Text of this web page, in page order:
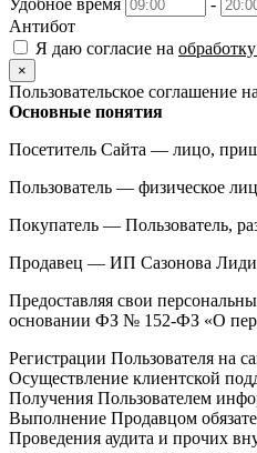
Удобное время
-
Антибот
Я даю согласие на
×
Пользовательское соглашение
Основные понятия
Посетитель Сайта — лицо,
Пользователь — физическое
Покупатель — Пользователь,
Продавец — ИП Сазонова
Предоставляя свои
основании ФЗ № 152-ФЗ «О
Регистрации Пользователя на
Осуществление клиентской
Получения Пользователем
Выполнение Продавцом
Проведения аудита и прочих